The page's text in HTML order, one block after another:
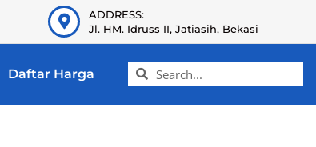
ADDRESS:
Jl. HM. Idruss II, Jatiasih, Bekasi
Daftar Harga